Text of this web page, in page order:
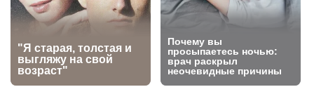
2738 2 42
6
🇫🇷 Клуб ПСЖ объявил об открытии своей
футбольной академии в Астане